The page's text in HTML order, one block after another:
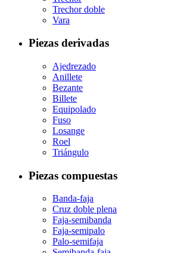
Trechor doble
Vara
Piezas derivadas
Ajedrezado
Anillete
Bezante
Billete
Equipolado
Fuso
Losange
Roel
Triángulo
Piezas compuestas
Banda-faja
Cruz doble plena
Faja-semibanda
Faja-semipalo
Palo-semifaja